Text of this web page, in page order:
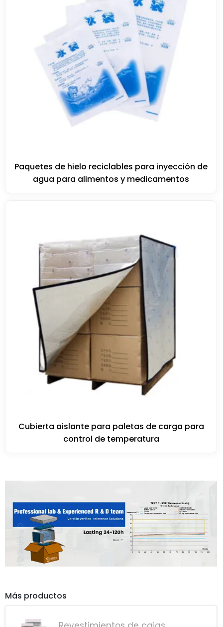
Paquetes de hielo reciclables para inyección de
agua para alimentos y medicamentos
Cubierta aislante para paletas de carga para
control de temperatura
Más productos